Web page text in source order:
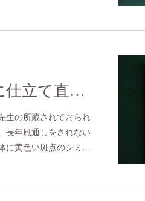
古くなったお軸から額に仕立て直しをさせていただきました。
生の所蔵されておられ
長年風通しをされない
に黄色い斑点のシミ…